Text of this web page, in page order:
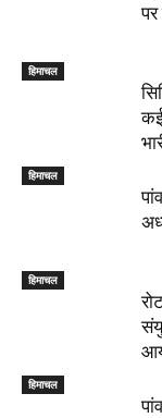
हिमाचल
कई
हिमाचल
हिमाचल
हिमाचल